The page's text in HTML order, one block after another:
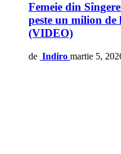
Femeie din
peste un milion
(VIDEO)
de Indiro martie 5,